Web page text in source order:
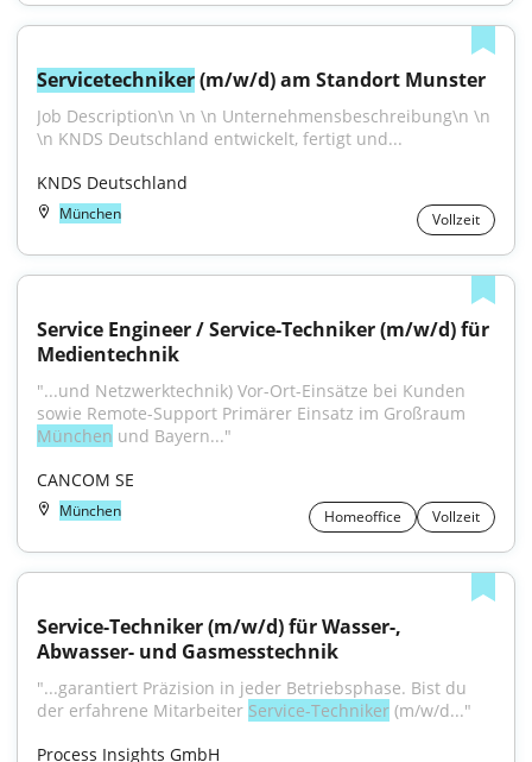
Servicetechniker (m/w/d) am Standort Munster
Job Description\n \n \n Unternehmensbeschreibung\n \n
\n KNDS Deutschland entwickelt, fertigt und...
KNDS Deutschland
München Vollzeit
Service Engineer / Service-Techniker (m/w/d) für
Medientechnik
"...und Netzwerktechnik) Vor-Ort-Einsätze bei Kunden
München und Bayern..."
CANCOM SE
München Homeoffice Vollzeit
Service-Techniker (m/w/d) für Wasser-,
Abwasser- und Gasmesstechnik
"...garantiert Präzision in jeder Betriebsphase. Bist du
der erfahrene Mitarbeiter Service-Techniker (m/w/d..."
Process Insights GmbH